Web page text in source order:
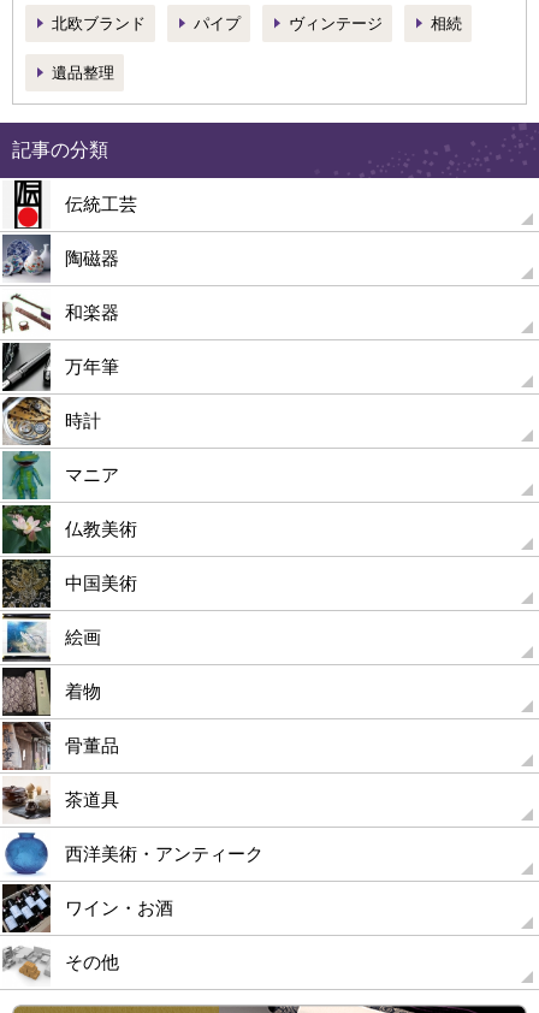
北欧ブランド パイプ ヴィンテージ 相続
遺品整理
記事の分類
伝統工芸
陶磁器
和楽器
万年筆
時計
マニア
仏教美術
中国美術
絵画
着物
骨董品
茶道具
西洋美術・アンティーク
ワイン・お酒
その他